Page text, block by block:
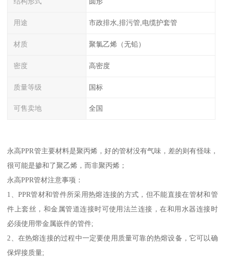
用途 市政排水,排污管,电缆护套管
材质 聚氯乙烯（无铅）
密度 高密度
质量等级 国标
可售卖地 全国
永高PPR管主要材料是聚丙烯，好的管材没有气味，差的则有怪味，
很可能是掺和了聚乙烯，而非聚丙烯；
永高PPR管材注意事项：
1、PPR管材和管件所采用热熔连接的方式，但不能直接在管材和管
件上套丝，和金属管道连接时可使用法兰连接，在和用水器连接时
必须使用带金属嵌件的管件;
2、在热熔连接的过程中一定要使用质量可靠的热熔设备，它可以确
保焊接质量;